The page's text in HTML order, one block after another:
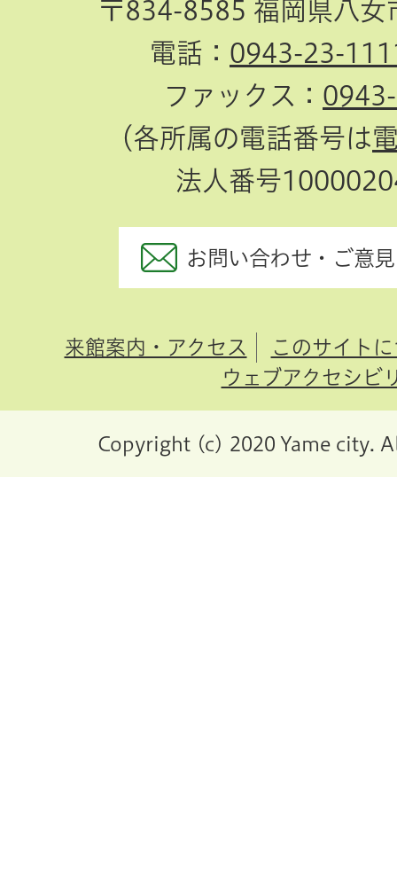
〒834-8585 福岡県八女
電話： 0943-23-
ファックス：
（各所属の電話番号は
法人番号
お問い合わせ・ご意
来館案内・アクセス
このサイト
ウェブアクセシビ
Copyright (c) 2020 Yame city.